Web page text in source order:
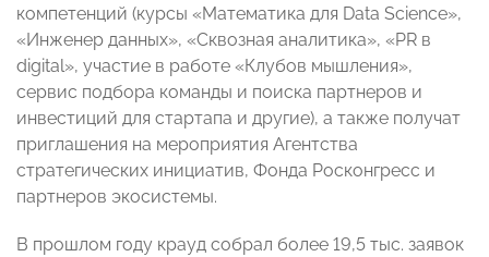
компетенций (курсы «Математика для Data Science»,
«Инженер данных», «Сквозная аналитика», «PR в
digital», участие в работе «Клубов мышления»,
сервис подбора команды и поиска партнеров и
инвестиций для стартапа и другие), а также получат
приглашения на мероприятия Агентства
стратегических инициатив, Фонда Росконгресс и
партнеров экосистемы.
В прошлом году крауд собрал более 19,5 тыс. заявок